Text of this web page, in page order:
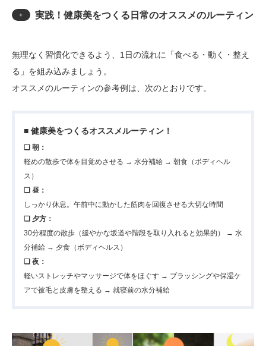
＋ 実践！健康美をつくる日常のオススメのルーティン
無理なく習慣化できるよう、1日の流れに「食べる・動く・整え
る」を組み込みましょう。
オススメのルーティンの参考例は、次のとおりです。
■ 健康美をつくるオススメルーティン！
❏ 朝：
軽めの散歩で体を目覚めさせる → 水分補給 → 朝食（ボディヘル
ス）
❏ 昼：
しっかり休息。午前中に動かした筋肉を回復させる大切な時間
❏ 夕方：
30分程度の散歩（緩やかな坂道や階段を取り入れると効果的） → 水
分補給 → 夕食（ボディヘルス）
❏ 夜：
軽いストレッチやマッサージで体をほぐす → ブラッシングや保湿ケ
アで被毛と皮膚を整える → 就寝前の水分補給